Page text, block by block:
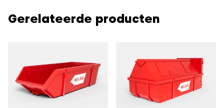
Gerelateerde producten